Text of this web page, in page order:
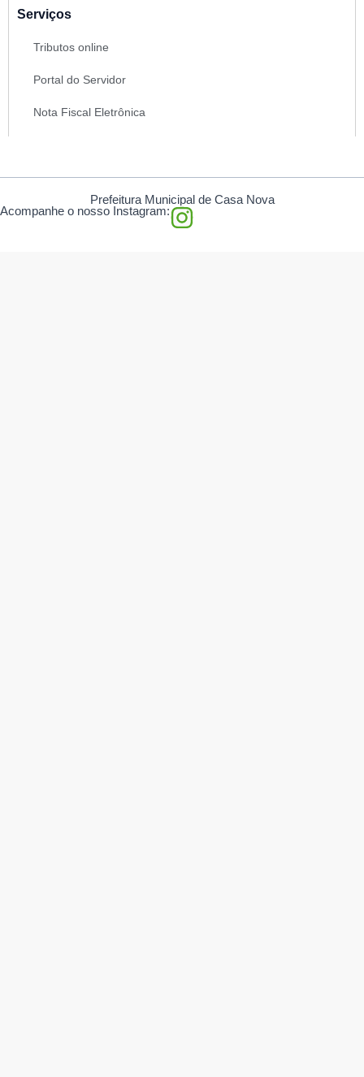
Serviços
Tributos online
Portal do Servidor
Nota Fiscal Eletrônica
Prefeitura Municipal de Casa Nova
I
Acompanhe o nosso Instagram: